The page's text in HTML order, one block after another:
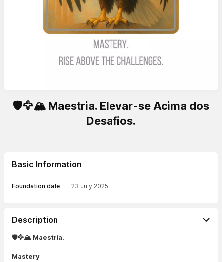
🛡️🦅🏔️ Maestria. Elevar-se Acima dos
Desafios.
Basic Information
Foundation date 23 July 2025
Description
🛡️🦅🏔️ Maestria.
Mastery